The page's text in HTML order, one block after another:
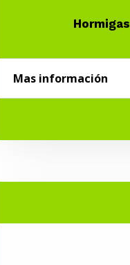
Hormigas
Mas información